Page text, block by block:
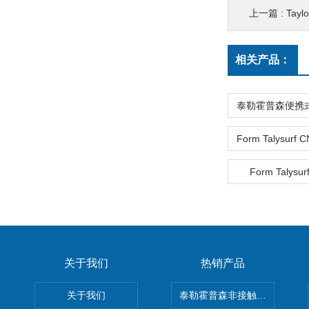
上一篇 :
相关产品：
Form
关于我们
关于我们
热销产品
泰勒霍普森非接触式轮廓仪